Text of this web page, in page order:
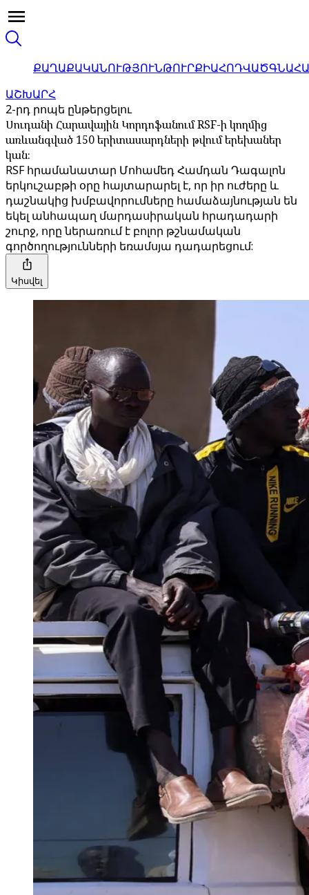
ՔԱՂԱՔԱԿԱՆՈՒԹՅՈՒՆԹՈՒՐՔԻԱՀՈԴՎԱԾ
ԱՇԽԱՐՀ
2-րդ րոպե ընթերցելու
Սուդանի Հարավային Կորդոֆանում RSF-ի կողմից
առևանգված 150 երիտասարդների թվում երեխաներ
կան։
RSF հրամանատար Մոհամեդ Համդան Դագալոն
երկուշաբթի օրը հայտարարել է, որ իր ուժերը և
դաշնակից խմբավորումները համաձայնության են
եկել անհապաղ մարդասիրական հրադադարի
շուրջ, որը ներառում է բոլոր թշնամական
գործողությունների եռամսյա դադարեցում:
Կիսվել